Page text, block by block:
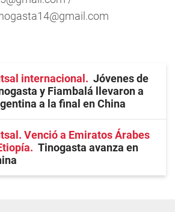
internacional
Jóvenes de
y Fiambalá llevaron a
a la final en China
Venció a Emiratos Árabes
Tinogasta avanza en